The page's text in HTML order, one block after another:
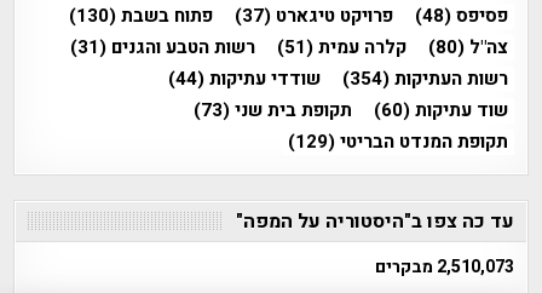
פסיפס(48) פרויקט טיגארט (37) פתוח בשבת(130)
צה"ל (80) קלרה עמית(51) רשות הטבע והגנים (31)
רשות העתיקות(354) שודדי עתיקות(44)
שוד עתיקות(60) תקופת בית שני(73)
תקופת המנדט הבריטי(129)
עד כה צפו ב"היסטוריה על המפה"
2,510,073 מבקרים